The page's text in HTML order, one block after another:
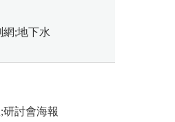
網;地下水
討會海報